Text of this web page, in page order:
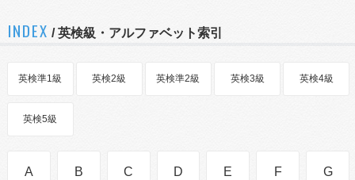
INDEX / 英検級・アルファベット索引
英検準1級 英検2級 英検準2級 英検3級 英検4級
英検5級
A B C D E F G